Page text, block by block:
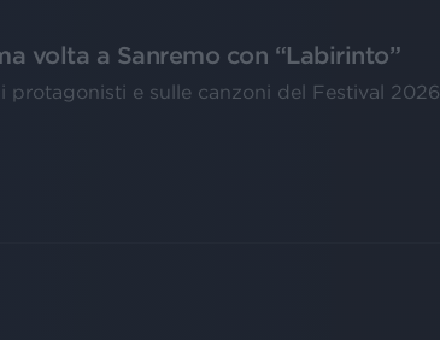
volta a Sanremo con “Labirinto”
e sulle canzoni del Festival 2026